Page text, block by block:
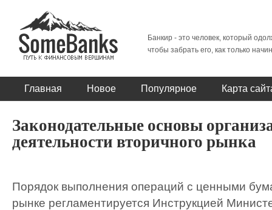
Банкир - это человек, который
чтобы забрать его, как только
Главная Новое Популярное Карта
Законодательные основы
деятельности вторичного рынка
Порядок выполнения операций с ценными
рынке регламентируется Инструкцией